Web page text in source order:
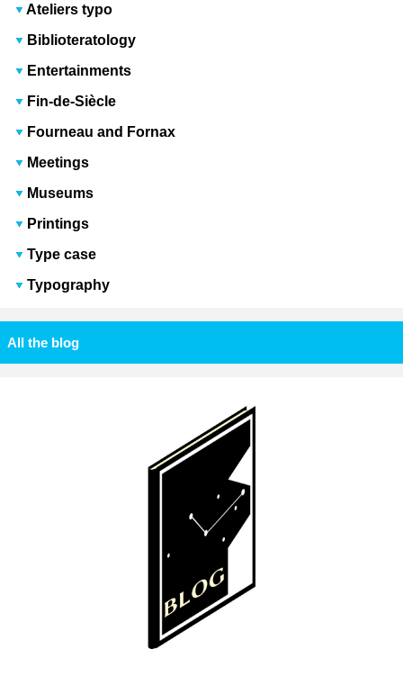
Ateliers typo
Biblioteratology
Entertainments
Fin-de-Siècle
Fourneau and Fornax
Meetings
Museums
Printings
Type case
Typography
All the blog